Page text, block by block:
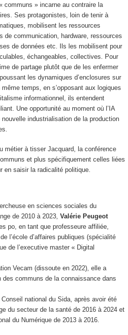
communs » incarne au contraire la
Ses protagonistes, loin de tenir à
mobilisent les ressources
de communication, hardware, ressources
de données etc. Ils les mobilisent pour
échangeables, collectives. Pour
de partage plutôt que de les enfermer
les dynamiques d’enclosures sur
temps, en s’opposant aux logiques
informationnel, ils entendent
Une opportunité au moment où l’IA
nouvelle industrialisation de la production
métier à tisser Jacquard, la conférence
et plus spécifiquement celles liées
en saisir la radicalité politique.
en sciences sociales du
de 2010 à 2023, Valérie Peugeot
po, en tant que professeure affiliée,
l’école d’affaires publiques (spécialité
de l’executive master « Digital
Vecam (dissoute en 2022), elle a
communs de la connaissance dans
national du Sida, après avoir été
du secteur de la santé de 2016 à 2024 et
du Numérique de 2013 à 2016.